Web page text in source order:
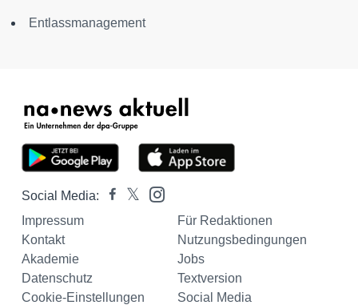
Entlassmanagement
Social Media:
Impressum
Für Redaktionen
Kontakt
Nutzungsbedingungen
Akademie
Jobs
Datenschutz
Textversion
Cookie-Einstellungen
Social Media